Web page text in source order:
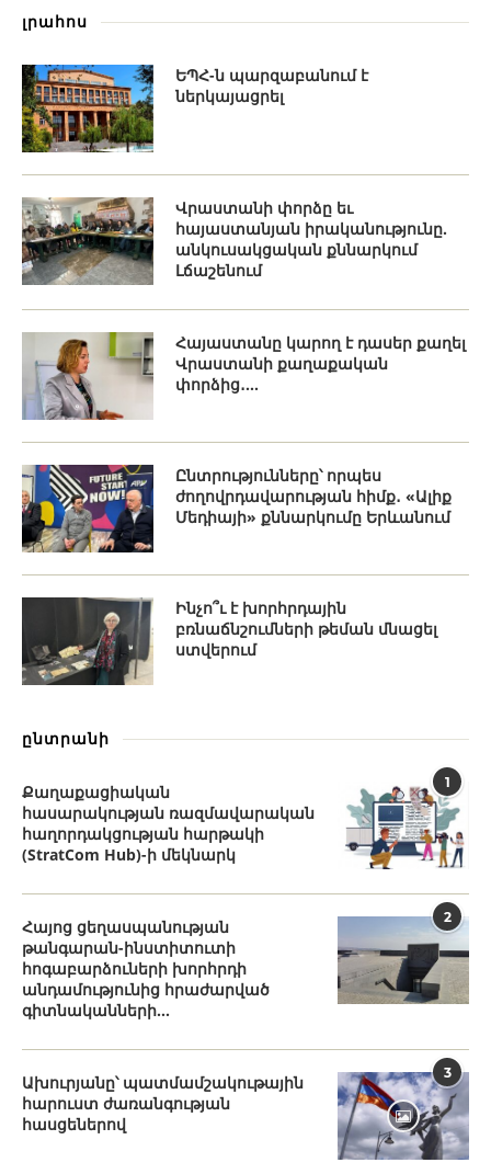
լրահոս
ԵՊՀ-ն պարզաբանում է
ներկայացրել
Վրաստանի փորձը եւ
հայաստանյան իրականությունը.
անկուսակցական քննարկում
Լճաշենում
Հայաստանը կարող է դասեր քաղել
Վրաստանի քաղաքական
փորձից․...
Ընտրությունները՝ որպես
ժողովրդավարության հիմք․ «Ալիք
Մեդիայի» քննարկումը Երևանում
Ինչո՞ւ է խորհրդային
բռնաճնշումների թեման մնացել
ստվերում
ընտրանի
1
Քաղաքացիական
հասարակության ռազմավարական
հաղորդակցության հարթակի
(StratCom Hub)-ի մեկնարկ
2
Հայոց ցեղասպանության
թանգարան-ինստիտուտի
հոգաբարձուների խորհրդի
անդամությունից հրաժարված
գիտնականների...
3
Ախուրյանը՝ պատմամշակութային
հարուստ ժառանգության
հասցեներով